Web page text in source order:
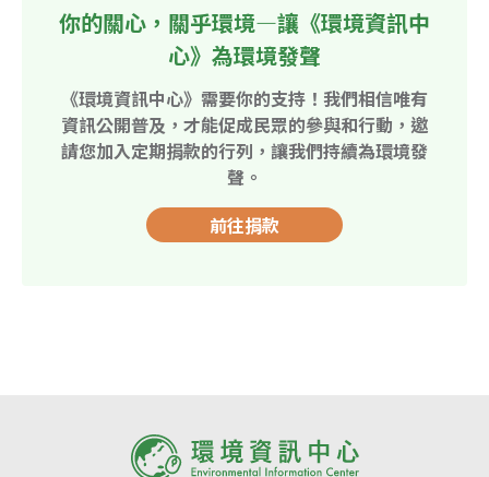
你的關心，關乎環境—讓《環境資訊中
心》為環境發聲
《環境資訊中心》需要你的支持！我們相信唯有
資訊公開普及，才能促成民眾的參與和行動，邀
請您加入定期捐款的行列，讓我們持續為環境發
聲。
前往捐款